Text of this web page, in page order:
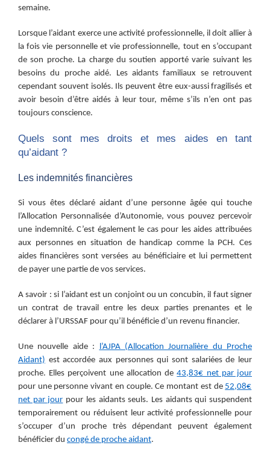
semaine.
Lorsque l’aidant exerce une activité professionnelle, il doit allier à
la fois vie personnelle et vie professionnelle, tout en s’occupant
de son proche. La charge du soutien apporté varie suivant les
besoins du proche aidé. Les aidants familiaux se retrouvent
cependant souvent isolés. Ils peuvent être eux-aussi fragilisés et
avoir besoin d’être aidés à leur tour, même s’ils n’en ont pas
toujours conscience.
Quels sont mes droits et mes aides en tant
qu’aidant ?
Les indemnités financières
Si vous êtes déclaré aidant d’une personne âgée qui touche
l’Allocation Personnalisée d’Autonomie, vous pouvez percevoir
une indemnité. C’est également le cas pour les aides attribuées
aux personnes en situation de handicap comme la PCH. Ces
aides financières sont versées au bénéficiaire et lui permettent
de payer une partie de vos services.
A savoir : si l’aidant est un conjoint ou un concubin, il faut signer
un contrat de travail entre les deux parties prenantes et le
déclarer à l’URSSAF pour qu’il bénéficie d’un revenu financier.
Une nouvelle aide :
l’AJPA (Allocation Journalière du Proche
Aidant) estaccordée aux personnes qui sont salariées de leur
proche. Elles perçoivent une allocation de43,83€ net par jour
pour une personne vivant en couple. Ce montant est de 52,08€
net par jour pour les aidants seuls. Les aidants qui suspendent
temporairement ou réduisent leur activité professionnelle pour
s’occuper d’un proche très dépendant peuvent également
bénéficier du congé de proche aidant.